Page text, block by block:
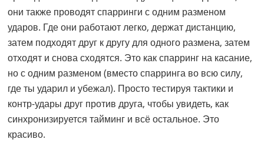
они также проводят спарринги с одним разменом
ударов. Где они работают легко, держат дистанцию,
затем подходят друг к другу для одного размена, затем
отходят и снова сходятся. Это как спарринг на касание,
но с одним разменом (вместо спарринга во всю силу,
где ты ударил и убежал). Просто тестируя тактики и
контр-удары друг против друга, чтобы увидеть, как
синхронизируется тайминг и всё остальное. Это
красиво.